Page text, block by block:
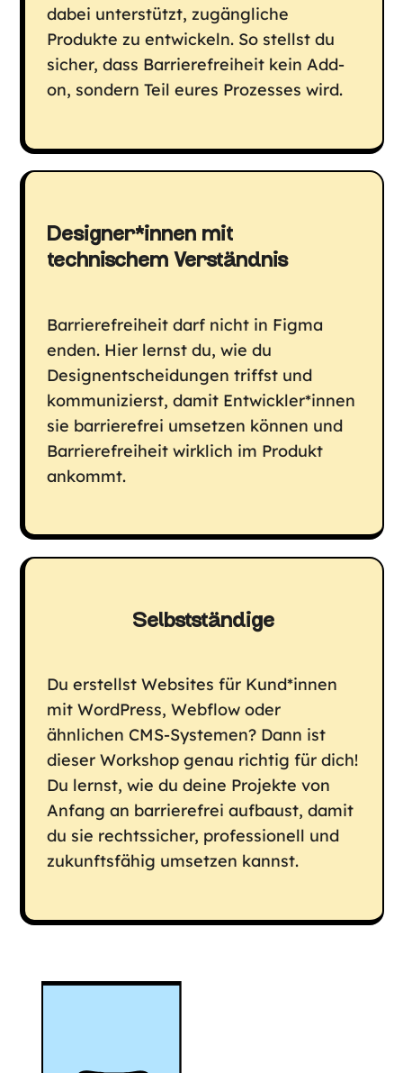
dabei unterstützt, zugängliche
Produkte zu entwickeln. So stellst du
sicher, dass Barrierefreiheit kein Add-
on, sondern Teil eures Prozesses wird.
Designer*innen mit
technischem Verständnis
Barrierefreiheit darf nicht in Figma
enden. Hier lernst du, wie du
Designentscheidungen triffst und
kommunizierst, damit Entwickler*innen
sie barrierefrei umsetzen können und
Barrierefreiheit wirklich im Produkt
ankommt.
Selbstständige
Du erstellst Websites für Kund*innen
mit WordPress, Webflow oder
ähnlichen CMS-Systemen? Dann ist
dieser Workshop genau richtig für dich!
Du lernst, wie du deine Projekte von
Anfang an barrierefrei aufbaust, damit
du sie rechtssicher, professionell und
zukunftsfähig umsetzen kannst.